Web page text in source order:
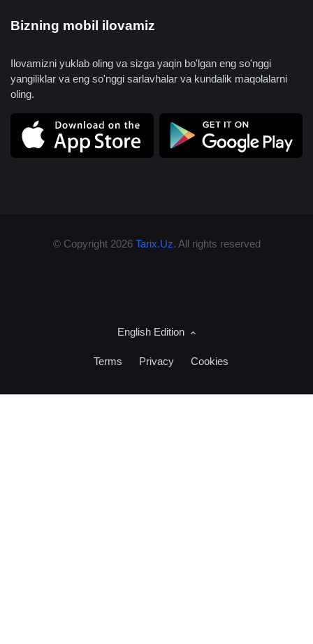
Bizning mobil ilovamiz
Ilovamizni yuklab oling va sizga yaqin bo'lgan eng so'nggi
yangiliklar va eng so'nggi sarlavhalar va kundalik maqolalarni
oling.
© Copyright 2026 Tarix.Uz. All rights reserved
English Edition
Terms Privacy Cookies